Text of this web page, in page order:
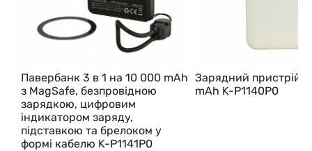
Павербанк 3 в 1 на 10 000 mAh
з MagSafe, безпровідною
зарядкою, цифровим
індикатором заряду,
підставкою та брелоком у
формі кабелю K-P1141P0
Зарядний пристрій
mAh K-P1140P0